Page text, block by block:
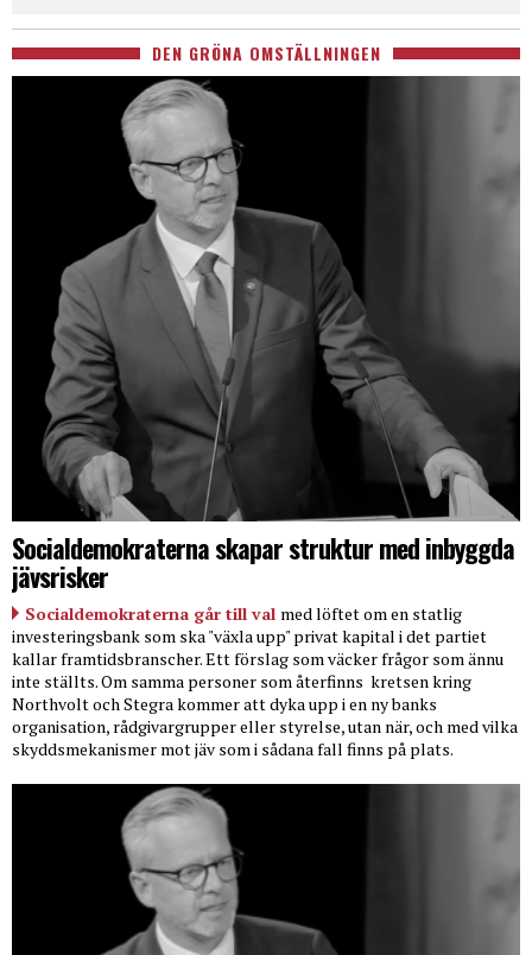
DEN GRÖNA OMSTÄLLNINGEN
Socialdemokraterna skapar struktur med inbyggda
jävsrisker
Socialdemokraterna går till val med löftet om en statlig
investeringsbank som ska "växla upp" privat kapital i det partiet
kallar framtidsbranscher. Ett förslag som väcker frågor som ännu
inte ställts. Om samma personer som återfinns kretsen kring
Northvolt och Stegra kommer att dyka upp i en ny banks
organisation, rådgivargrupper eller styrelse, utan när, och med vilka
skyddsmekanismer mot jäv som i sådana fall finns på plats.